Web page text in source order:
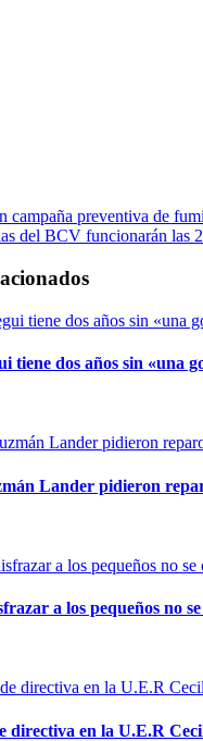
campaña preventiva de
del BCV funcionarán las
tiene dos años sin «una
Lander pidieron
a los pequeños no
directiva en la U.E.R